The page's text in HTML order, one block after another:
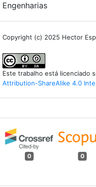
Engenharias
Copyright (c) 2025 Hector
Este trabalho está licenciado
Attribution-ShareAlike 4.0
0 0